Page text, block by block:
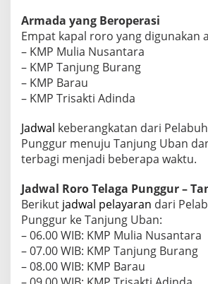
:
K
e
b
a
g
k
t
n
T
i
a
p
J
a
m
Armada yang Beroperasi
Empat kapal roro yang digunakan
– KMP Mulia Nusantara
– KMP Tanjung Burang
– KMP Barau
– KMP Trisakti Adinda
Jadwal keberangkatan dari
Punggur menuju Tanjung Uban
terbagi menjadi beberapa waktu.
Jadwal Roro Telaga Punggur –
Berikut jadwal pelayaran dari
Punggur ke Tanjung Uban:
– 06.00 WIB: KMP Mulia Nusantara
– 07.00 WIB: KMP Tanjung Burang
– 08.00 WIB: KMP Barau